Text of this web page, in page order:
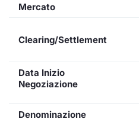
Mercato
Clearing/Settlement
Data Inizio
Negoziazione
Denominazione